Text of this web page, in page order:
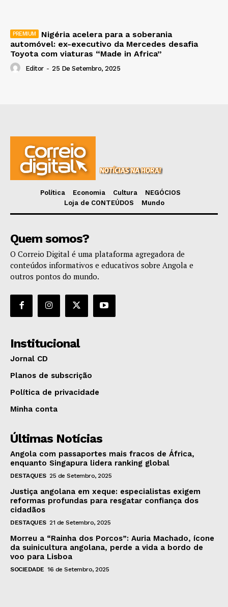
Nigéria acelera para a soberania
automóvel: ex-executivo da Mercedes desafia
Toyota com viaturas “Made in Africa”
Editor - 25 De Setembro, 2025
Política Economia Cultura
NEGÓCIOS
Loja de CONTEÚDOS
Mundo
Quem somos?
O Correio Digital é uma plataforma agregadora de
conteúdos informativos e educativos sobre Angola e
outros pontos do mundo.
Institucional
Jornal CD
Planos de subscrição
Política de privacidade
Minha conta
Últimas Notícias
Angola com passaportes mais fracos de África,
enquanto Singapura lidera ranking global
DESTAQUES 25 de Setembro, 2025
Justiça angolana em xeque: especialistas exigem
reformas profundas para resgatar confiança dos
cidadãos
DESTAQUES 21 de Setembro, 2025
Morreu a “Rainha dos Porcos”: Auria Machado, ícone
da suinicultura angolana, perde a vida a bordo de
voo para Lisboa
SOCIEDADE 16 de Setembro, 2025